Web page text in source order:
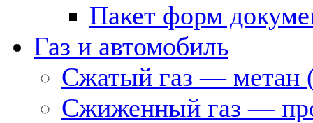
Пакет форм
Газ и автомобиль
Сжатый газ — метан
Сжиженный газ —